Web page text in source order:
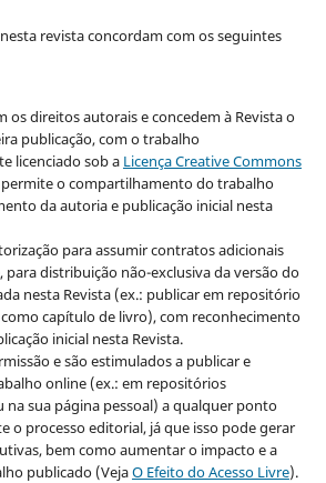
revista concordam com os seguintes
os direitos autorais e concedem à Revista o
publicação, com o trabalho
licenciado sob a Licença Creative Commons
o compartilhamento do trabalho
da autoria e publicação inicial nesta
para assumir contratos adicionais
para distribuição não-exclusiva da versão do
nesta Revista (ex.: publicar em repositório
capítulo de livro), com reconhecimento
inicial nesta Revista.
e são estimulados a publicar e
online (ex.: em repositórios
na sua página pessoal) a qualquer ponto
o processo editorial, já que isso pode gerar
bem como aumentar o impacto e a
publicado (VejaO Efeito do Acesso Livre).